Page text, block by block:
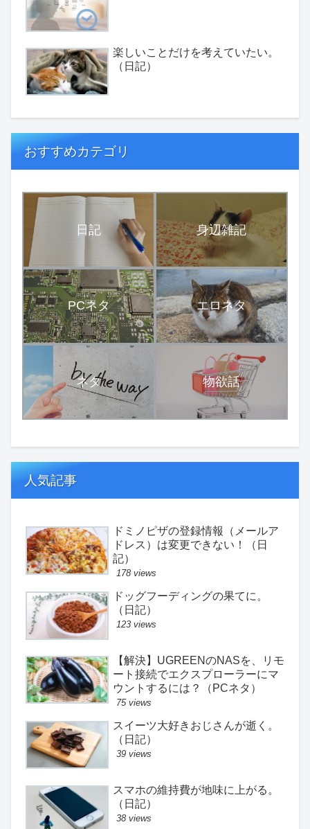
楽しいことだけを考えていたい。
（日記）
おすすめカテゴリ
日記 身辺雑記
PCネタ エロネタ
ネタ 物欲話
人気記事
ドミノピザの登録情報（メールア
ドレス）は変更できない！（日
記）
178 views
ドッグフーディングの果てに。
（日記）
123 views
【解決】UGREENのNASを、リモ
ート接続でエクスプローラーにマ
ウントするには？（PCネタ）
75 views
スイーツ大好きおじさんが逝く。
（日記）
39 views
スマホの維持費が地味に上がる。
（日記）
38 views